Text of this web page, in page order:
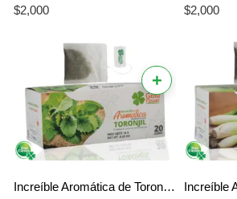
$2,000 $2,000
+
Increíble Aromática de Toronjil Gold Flower – El Mejor Sabor Natural y Calmante